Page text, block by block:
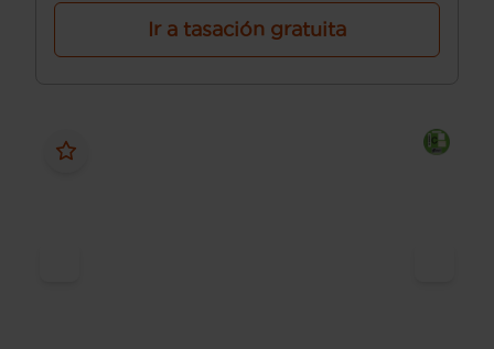
Ir a tasación gratuita